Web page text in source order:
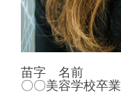
苗字 名前
〇〇美容学校卒業